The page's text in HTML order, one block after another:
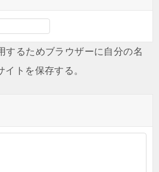
するためブラウザーに自分の名
トを保存する。